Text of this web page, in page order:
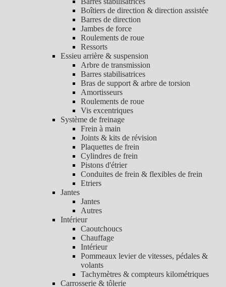
Boîtiers de direction & direction assistée
Barres de direction
Jambes de force
Roulements de roue
Ressorts
Essieu arrière & suspension
Arbre de transmission
Barres stabilisatrices
Bras de support & arbre de torsion
Amortisseurs
Roulements de roue
Vis excentriques
Système de freinage
Frein à main
Joints & kits de révision
Plaquettes de frein
Cylindres de frein
Pistons d'étrier
Conduites de frein & flexibles de frein
Etriers
Jantes
Jantes
Autres
Intérieur
Caoutchoucs
Chauffage
Intérieur
Pommeaux levier de vitesses, pédales &
volants
Tachymètres & compteurs kilométriques
Carrosserie & tôlerie